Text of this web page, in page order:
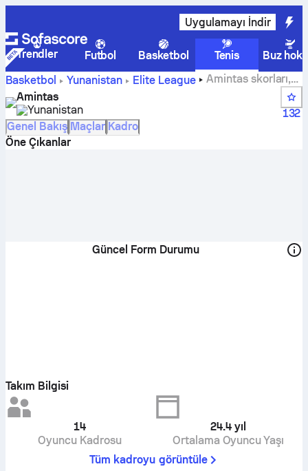
Uygulamayı İndir
Trendler Futbol Basketbol Tenis
Buz
Basketbol
Yunanistan Elite League
Amintas skorları,
puan durumu, takvimi ve oyuncuları
Amintas
Yunanistan
132
Genel Bakış Maçlar Kadro
Öne Çıkanlar
Güncel Form Durumu
Takım Bilgisi
14
Oyuncu Kadrosu
24.4 yıl
Ortalama Oyuncu Yaşı
Tüm kadroyu görüntüle